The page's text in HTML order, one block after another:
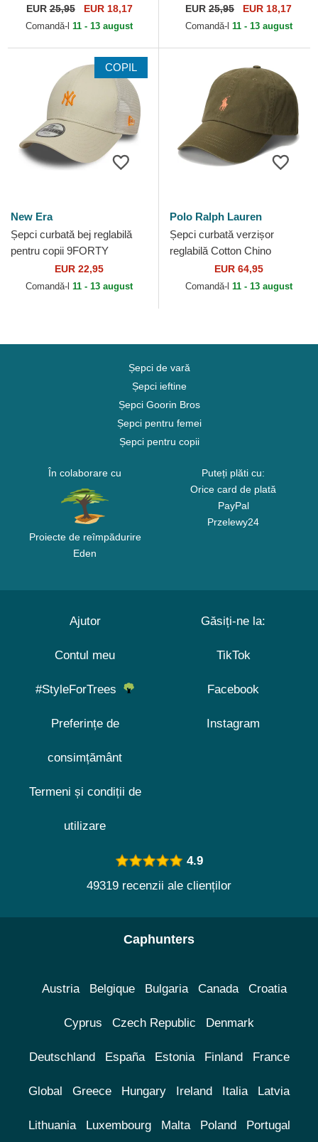
Aniquiladores FC Kings
League de New Era
EUR25,95 EUR 18,17
Comandă-l 11 - 13 august
Jijantes FC Kings League de
New Era
EUR 25,95 EUR 18,17
Comandă-l 11 - 13 august
COPIL
New Era
Șepci curbată bej reglabilă
pentru copii 9FORTY
Homefield de New York
Yankees MLB de New Era
EUR 22,95
Comandă-l 11 - 13 august
Polo Ralph Lauren
Șepci curbată verzișor
reglabilă Cotton Chino
Classic Sport de Polo Ralph
Lauren
EUR 64,95
Comandă-l 11 - 13 august
Șepci de vară
Șepci ieftine
Șepci Goorin Bros
Șepci pentru femei
Șepci pentru copii
În colaborare cu
Proiecte de reîmpădurire
Eden
Puteți plăti cu:
Orice card de plată
PayPal
Przelewy24
Ajutor
Contul meu
#StyleForTrees
Preferințe de
consimțământ
Termeni și condiții de
utilizare
Găsiți-ne la:
TikTok
Facebook
Instagram
4.9
49319 recenzii ale clienților
Caphunters
Austria Belgique Bulgaria Canada Croatia
Cyprus Czech Republic Denmark
Deutschland España Estonia Finland France
Global Greece Hungary Ireland Italia Latvia
Lithuania Luxembourg Malta Poland Portugal